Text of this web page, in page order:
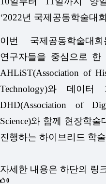
‘2022년 국제공동학술대
이번 국제공동학술대
연구자들을 중심으로
AHLiST(Association of
Technology)와 데이
DHD(Association of
Science)와 함께 현장학
진행하는 하이브리드 학
자세한 내용은 하단의 링
0